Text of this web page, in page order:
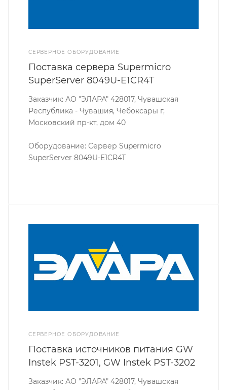
СЕРВЕРНОЕ ОБОРУДОВАНИЕ
Поставка сервера Supermicro
SuperServer 8049U-E1CR4T
Заказчик: АО "ЭЛАРА" 428017, Чувашская
Республика - Чувашия, Чебоксары г,
Московский пр-кт, дом 40
Оборудование: Сервер Supermicro
SuperServer 8049U-E1CR4T
СЕРВЕРНОЕ ОБОРУДОВАНИЕ
Поставка источников питания GW
Instek PST-3201, GW Instek PST-3202
Заказчик: АО "ЭЛАРА" 428017, Чувашская